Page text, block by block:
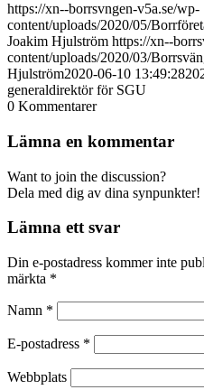
https://xn--borrsvngen-v5a.se/wp-
content/uploads/2020/05/
Joakim Hjulström https://xn--
content/uploads/2020/03/
Hjulström2020-06-10 13:49:28
generaldirektör för SGU
0 Kommentarer
Lämna en kommentar
Want to join the discussion?
Dela med dig av dina synpunkter!
Lämna ett svar
Din e-postadress kommer inte
märkta *
Namn *
E-postadress *
Webbplats